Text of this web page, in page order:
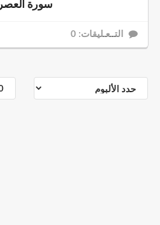
سورة العصر
التــعـليقات: 0